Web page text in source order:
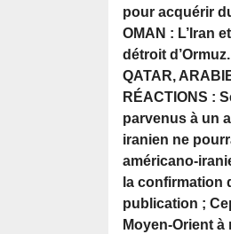
pour acquérir
OMAN : L’Iran
détroit d’Ormuz.
QATAR,
RÉACTIONS :
parvenus à un
iranien ne
américano-
la confirmation
publication ;
Moyen-Orient